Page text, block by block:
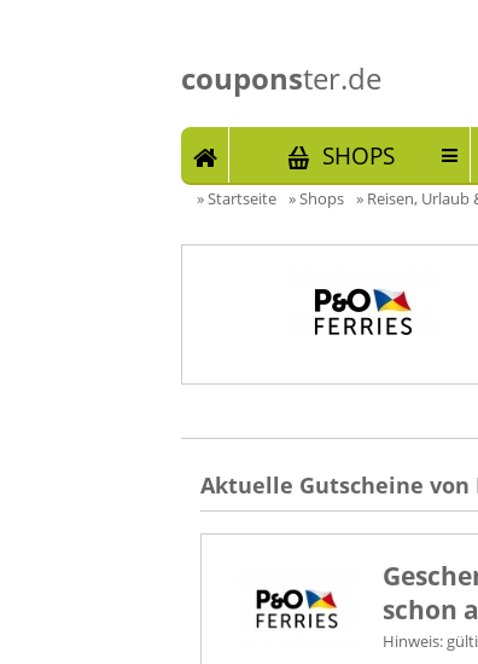
couponster.de
START SHOPS
»Startseite »Shops » Reisen, Urlaub
Aktuelle Gutscheine von
schon
Hinweis: